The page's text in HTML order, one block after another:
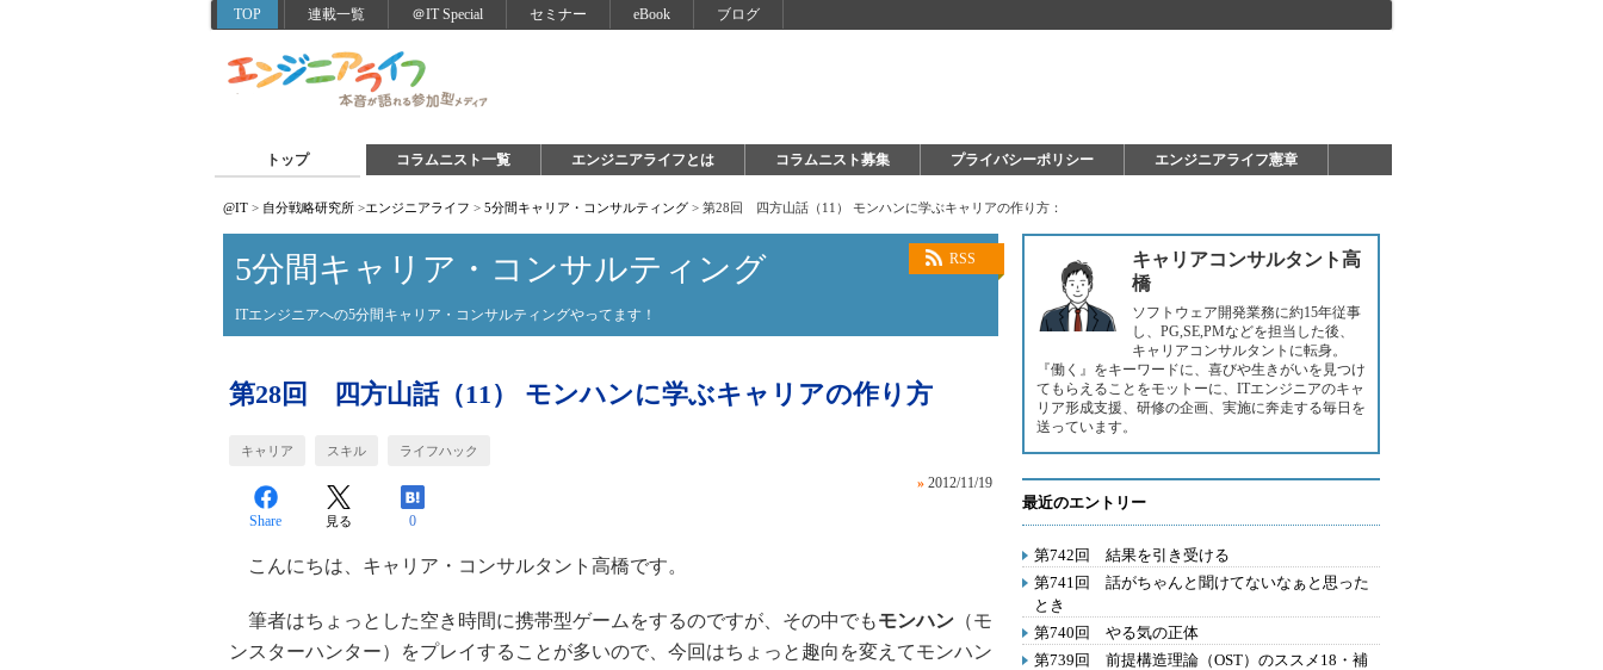
TOP 連載一覧 ＠IT Special セミナー eBook ブログ
トップ コラムニスト一覧 エンジニアライフとは コラムニスト募集 プライバシーポリシー エンジニアライフ憲章
@IT > 自分戦略研究所 >エンジニアライフ > 5分間キャリア・コンサルティング > 第28回 四方山話（11） モンハンに学ぶキャリアの作り方：
RSS
5分間キャリア・コンサルティング
ITエンジニアへの5分間キャリア・コンサルティングやってます！
第28回 四方山話（11） モンハンに学ぶキャリアの作り方
キャリア スキル ライフハック
» 2012/11/19
Share 見る 0
こんにちは、キャリア・コンサルタント高橋です。
筆者はちょっとした空き時間に携帯型ゲームをするのですが、その中でもモンハン （モ
ンスターハンター）をプレイすることが多いので、今回はちょっと趣向を変えてモンハン
キャリアコンサルタント高
橋
ソフトウェア開発業務に約15年従事
し、PG,SE,PMなどを担当した後、
キャリアコンサルタントに転身。
『働く』をキーワードに、喜びや生きがいを見つけ
てもらえることをモットーに、ITエンジニアのキャ
リア形成支援、研修の企画、実施に奔走する毎日を
送っています。
最近のエントリー
第742回 結果を引き受ける
第741回 話がちゃんと聞けてないなぁと思った
とき
第740回 やる気の正体
第739回 前提構造理論（OST）のススメ18・補